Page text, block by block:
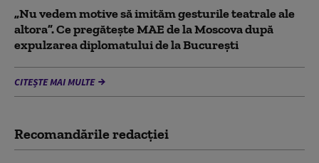
„Nu vedem motive să imităm gesturile teatrale ale
altora”. Ce pregătește MAE de la Moscova după
expulzarea diplomatului de la București
CITEȘTE MAI MULTE
Recomandările redacţiei